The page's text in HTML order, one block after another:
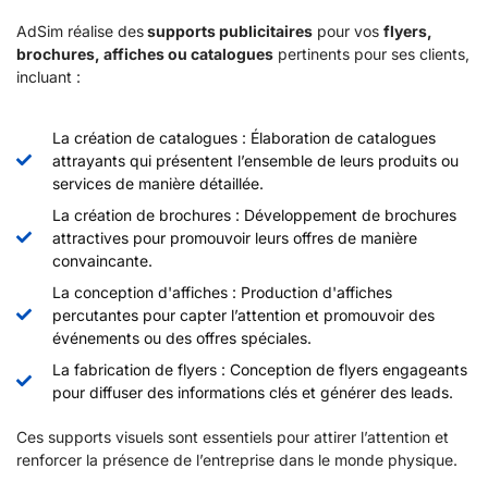
AdSim réalise dessupports publicitaires pour vos flyers,
brochures, affiches ou catalogues pertinents pour ses clients,
incluant :
La création de catalogues : Élaboration de catalogues
attrayants qui présentent l’ensemble de leurs produits ou
services de manière détaillée.
La création de brochures : Développement de brochures
attractives pour promouvoir leurs offres de manière
convaincante.
La conception d'affiches : Production d'affiches
percutantes pour capter l’attention et promouvoir des
événements ou des offres spéciales.
La fabrication de flyers : Conception de flyers engageants
pour diffuser des informations clés et générer des leads.
Ces supports visuels sont essentiels pour attirer l’attention et
renforcer la présence de l’entreprise dans le monde physique.